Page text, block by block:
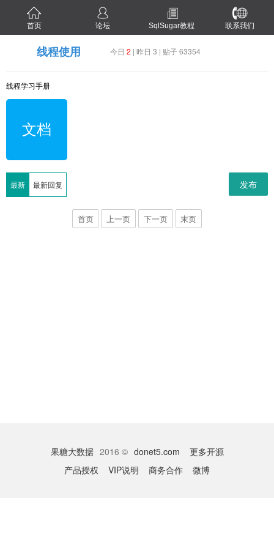
首页 论坛 SqlSugar教程 联系我们
线程使用 今日 2 | 昨日 3 | 贴子 63354
线程学习手册
文档
最新 最新回复 发布
首页 上一页 下一页 末页
果糖大数据 2016 © donet5.com
更多开源
产品授权
VIP说明 商务合作 微博